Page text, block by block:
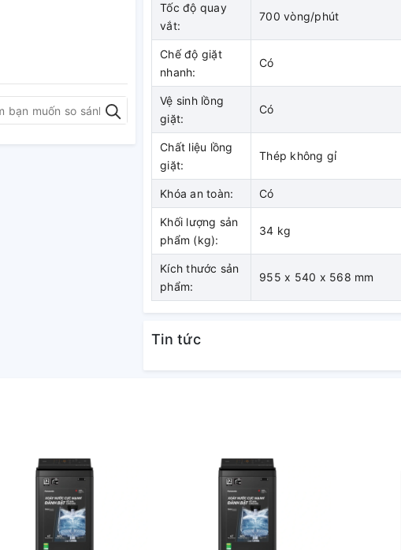
hoặc gia đình có ít
dàng lựa chọn chu
vết bẩn, xả + vắt
đầu bám trên quần
Tốc độ quay
vắt:
700 vòng/phút
Chế độ giặt
nhanh:
Có
Vệ sinh lồng
giặt:
Có
Chất liệu lồng
giặt:
Thép không gỉ
Khóa an toàn: Có
Khối lượng sản
phẩm (kg):
34 kg
Kích thước sản
phẩm:
955 x 540 x 568 mm
Tin tức